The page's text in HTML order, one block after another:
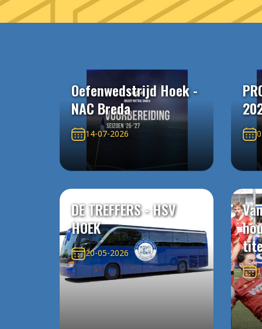
Oefenwedstrijd Hoek -
NAC Breda
14-07-2026
DE TREFFERS - HSV
HOEK
20-05-2026